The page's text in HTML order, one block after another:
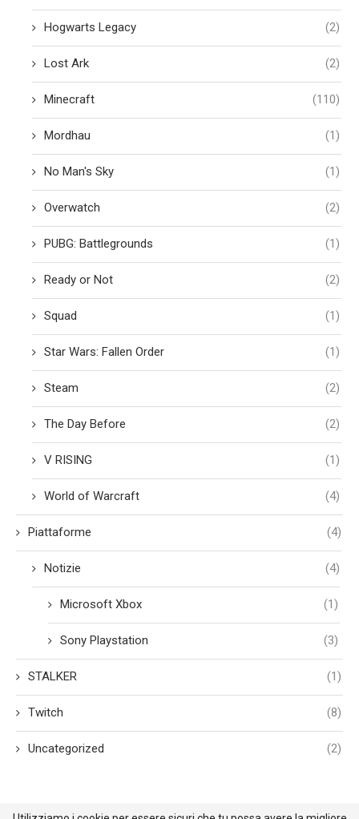
Hogwarts Legacy (2)
Lost Ark (2)
Minecraft (110)
Mordhau (1)
No Man's Sky (1)
Overwatch (2)
PUBG: Battlegrounds (1)
Ready or Not (2)
Squad (1)
Star Wars: Fallen Order (1)
Steam (2)
The Day Before (2)
V RISING (1)
World of Warcraft (4)
Piattaforme (4)
Notizie (4)
Microsoft Xbox (1)
Sony Playstation (3)
STALKER (1)
Twitch (8)
Uncategorized (2)